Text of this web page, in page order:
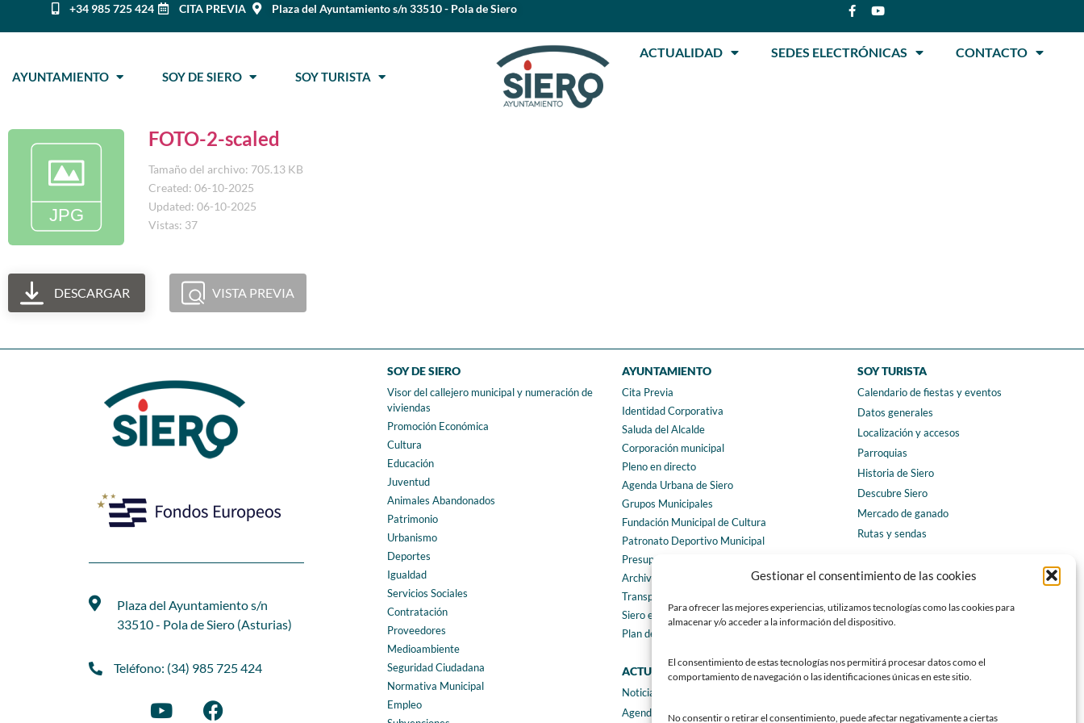
Gestionar el consentimiento de las cookies
Para ofrecer las mejores experiencias, utilizamos tecnologías como las cookies para
almacenar y/o acceder a la información del dispositivo.
El consentimiento de estas tecnologías nos permitirá procesar datos como el
comportamiento de navegación o las identificaciones únicas en este sitio.
No consentir o retirar el consentimiento, puede afectar negativamente a ciertas
+34 985 725 424 CITA PREVIA Plaza del Ayuntamiento s/n 33510 - Pola de Siero
AYUNTAMIENTO SOY DE SIERO SOY TURISTA
ACTUALIDAD SEDES ELECTRÓNICAS CONTACTO
FOTO-2-scaled
Tamaño del archivo: 705.13 KB
Created: 06-10-2025
Updated: 06-10-2025
Vistas: 37
DESCARGAR VISTA PREVIA
Plaza del Ayuntamiento s/n
33510 - Pola de Siero (Asturias)
Teléfono: (34) 985 725 424
SOY DE SIERO
Visor del callejero municipal y numeración de
viviendas
Promoción Económica
Cultura
Educación
Juventud
Animales Abandonados
Patrimonio
Urbanismo
Deportes
Igualdad
Servicios Sociales
Contratación
Proveedores
Medioambiente
Seguridad Ciudadana
Normativa Municipal
Empleo
AYUNTAMIENTO
Cita Previa
Identidad Corporativa
Saluda del Alcalde
Corporación municipal
Pleno en directo
Agenda Urbana de Siero
Grupos Municipales
Fundación Municipal de Cultura
Patronato Deportivo Municipal
Presupuestos municipales
Archivo municipal
Transparencia
Siero en Cifras
Plan de igualdad
ACTUALIDAD
Noticias
Agenda
SOY TURISTA
Calendario de fiestas y eventos
Datos generales
Localización y accesos
Parroquias
Historia de Siero
Descubre Siero
Mercado de ganado
Rutas y sendas
CONTACTO
Teléfonos de interés
Formulario de contacto